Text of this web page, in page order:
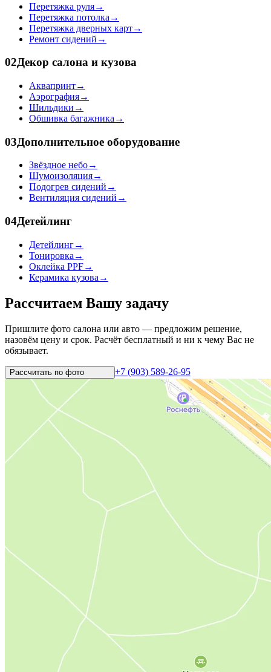
Перетяжка руля→
Перетяжка потолка →
Перетяжка дверных карт→
Ремонт сидений →
02Декор салона и кузова
Аквапринт→
Аэрография→
Шильдики →
Обшивка багажника →
03Дополнительное оборудование
Звёздное небо→
Шумоизоляция→
Подогрев сидений →
Вентиляция сидений →
04Детейлинг
Детейлинг→
Тонировка →
Оклейка PPF→
Керамика кузова →
Рассчитаем Вашу задачу
Пришлите фото салона или авто — предложим решение,
назовём цену и срок. Расчёт бесплатный и ни к чему Вас не
обязывает.
Рассчитать по фото +7 (903) 589-26-95